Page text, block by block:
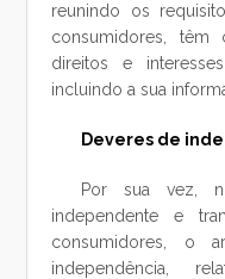
reunindo os
consumidores,
direitos e
incluindo a sua
Deveres de
Por sua vez,
independente e
consumidores, o
independência,